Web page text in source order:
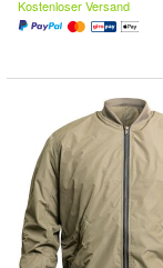
Kostenloser Versand